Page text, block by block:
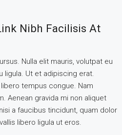
Nibh Facilisis At
Nulla elit mauris, volutpat eu
ligula. Ut et adipiscing erat.
tempus congue. Nam
Aenean gravida mi non aliquet
a faucibus tincidunt, quam dolor
libero ligula ut eros.